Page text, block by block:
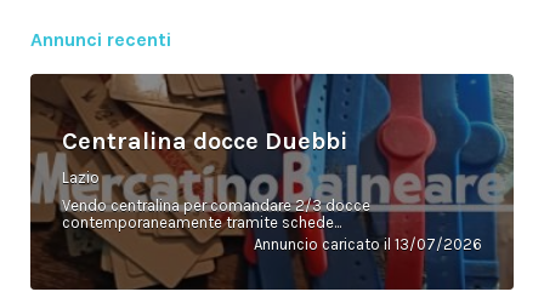
Annunci recenti
Centralina docce Duebbi
Lazio
Vendo centralina per comandare 2/3 docce
contemporaneamente tramite schede...
Annuncio caricato il 13/07/2026